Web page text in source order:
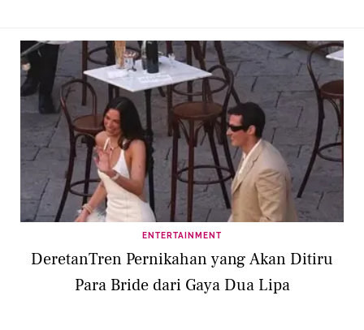
ENTERTAINMENT
DeretanTren Pernikahan yang Akan Ditiru
Para Bride dari Gaya Dua Lipa